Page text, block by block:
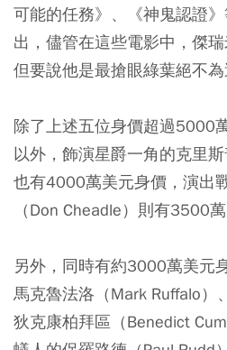
可能的任務》、《神鬼認證
出，儘管在這些電影中，傑
但要說他是最搶眼綠葉絕不為
除了上述五位身價超過5000
以外，飾演星爵一角的克里斯
也有4000萬美元身價，演出
（Don Cheadle）則有3500萬
另外，同時有約3000萬美元
馬克魯法洛（Mark Ruffalo）
狄克康柏拜區（Benedict